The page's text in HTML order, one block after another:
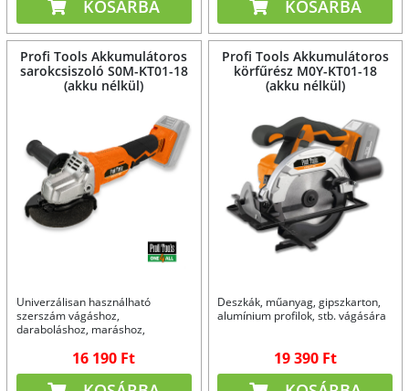
KOSÁRBA KOSÁRBA
Profi Tools Akkumulátoros
sarokcsiszoló S0M-KT01-18
(akku nélkül)
Univerzálisan használható
szerszám vágáshoz,
daraboláshoz, maráshoz,
16 190 Ft
Profi Tools Akkumulátoros
körfűrész M0Y-KT01-18
(akku nélkül)
Deszkák, műanyag, gipszkarton,
alumínium profilok, stb. vágására
19 390 Ft